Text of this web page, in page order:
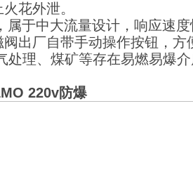
花外泄。
于中大流量设计，响应速度
出厂自带手动操作按钮，方
处理、煤矿等存在易燃易爆
220v防爆